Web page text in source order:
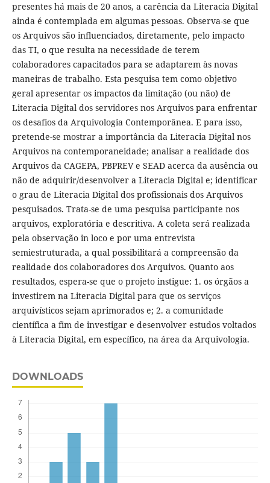
presentes há mais de 20 anos, a carência da Literacia Digital
ainda é contemplada em algumas pessoas. Observa-se que
os Arquivos são influenciados, diretamente, pelo impacto
das TI, o que resulta na necessidade de terem
colaboradores capacitados para se adaptarem às novas
maneiras de trabalho. Esta pesquisa tem como objetivo
geral apresentar os impactos da limitação (ou não) de
Literacia Digital dos servidores nos Arquivos para enfrentar
os desafios da Arquivologia Contemporânea. E para isso,
pretende-se mostrar a importância da Literacia Digital nos
Arquivos na contemporaneidade; analisar a realidade dos
Arquivos da CAGEPA, PBPREV e SEAD acerca da ausência ou
não de adquirir/desenvolver a Literacia Digital e; identificar
o grau de Literacia Digital dos profissionais dos Arquivos
pesquisados. Trata-se de uma pesquisa participante nos
arquivos, exploratória e descritiva. A coleta será realizada
pela observação in loco e por uma entrevista
semiestruturada, a qual possibilitará a compreensão da
realidade dos colaboradores dos Arquivos. Quanto aos
resultados, espera-se que o projeto instigue: 1. os órgãos a
investirem na Literacia Digital para que os serviços
arquivísticos sejam aprimorados e; 2. a comunidade
científica a fim de investigar e desenvolver estudos voltados
à Literacia Digital, em específico, na área da Arquivologia.
DOWNLOADS